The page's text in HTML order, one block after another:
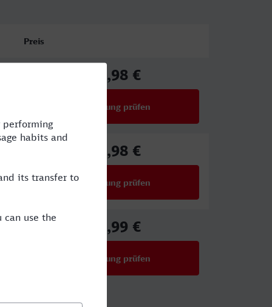
Preis
67,98 €
Verbindung prüfen
67,98 €
Verbindung prüfen
39,99 €
Verbindung prüfen